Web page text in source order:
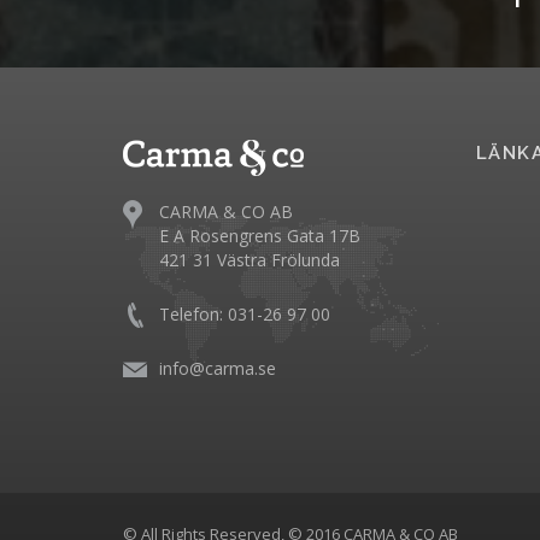
CARMA & CO AB
E A Rosengrens Gata 17B
421 31 Västra Frölunda
Telefon: 031-26 97 00
info@carma.se
© All Rights Reserved, © 2016 CARMA & CO AB